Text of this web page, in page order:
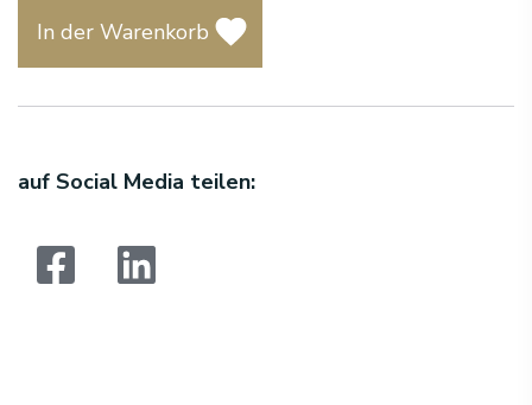
In der Warenkorb
auf Social Media teilen: